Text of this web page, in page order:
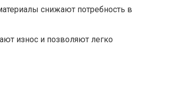
снижают потребность в
износ и позволяют легко